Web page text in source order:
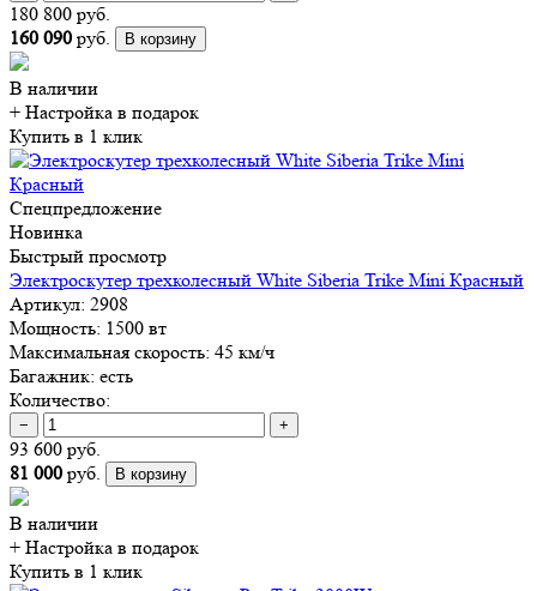
180 800 руб.
160 090 руб. В корзину
В наличии
+ Настройка в подарок
Купить в 1 клик
Спецпредложение
Новинка
Быстрый просмотр
Электроскутер трехколесный White Siberia Trike Mini Красный
Артикул: 2908
Мощность: 1500 вт
Максимальная скорость: 45 км/ч
Багажник: есть
Количество:
− +
93 600 руб.
81 000 руб. В корзину
В наличии
+ Настройка в подарок
Купить в 1 клик